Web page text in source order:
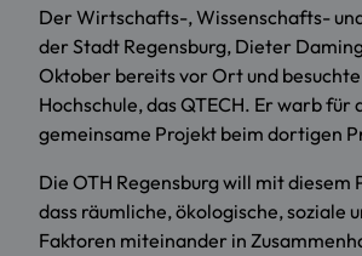
Der Wirtschafts-, Wissenschafts-
der Stadt Regensburg, Dieter
Oktober bereits vor Ort und besuchte
Hochschule, das QTECH. Er warb für
gemeinsame Projekt beim dortigen
Die OTH Regensburg will mit diesem
dass räumliche, ökologische, soziale
Faktoren miteinander in